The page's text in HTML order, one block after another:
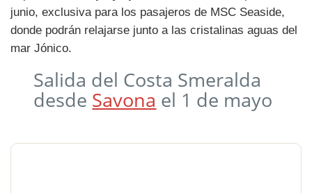
junio, exclusiva para los pasajeros de MSC Seaside,
donde podrán relajarse junto a las cristalinas aguas del
mar Jónico.
Salida del Costa Smeralda
desde Savona el 1 de mayo